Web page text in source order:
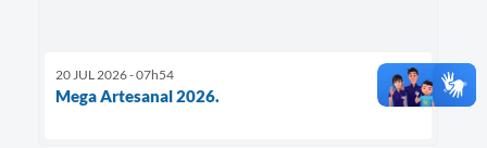
20 JUL 2026 - 07h54
Mega Artesanal 2026.